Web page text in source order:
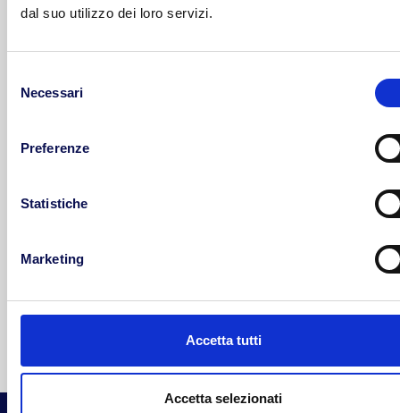
dal suo utilizzo dei loro servizi.
delNecessari
Preferenze
Statistiche
Marketing
Accetta tutti
Accetta selezionati
Contratti continuativie assistenza diretta
Se invece la tua azienda ha bisogno di
Trasporto dedicato
Trasporti di linea internazionali per traffici da